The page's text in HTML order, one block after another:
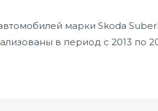
марки Skoda
в период с 2013 по